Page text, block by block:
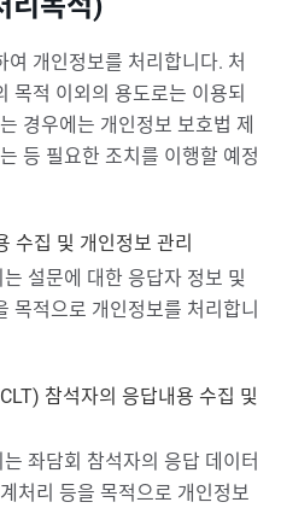
개인정보를 처리합니다. 처
목적 이외의 용도로는 이용되
경우에는 개인정보 보호법 제
등 필요한 조치를 이행할 예정
수집 및 개인정보 관리
설문에 대한 응답자 정보 및
목적으로 개인정보를 처리합니
참석자의 응답내용 수집 및
좌담회 참석자의 응답 데이터
처리 등을 목적으로 개인정보